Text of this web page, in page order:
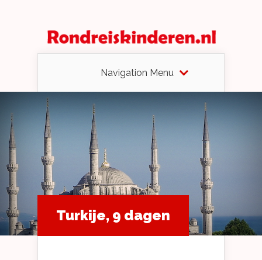
Navigation Menu
Turkije, 9 dagen